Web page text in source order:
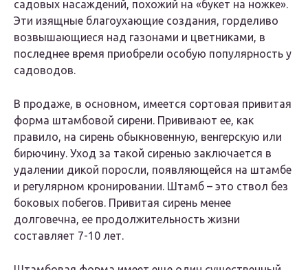
садовых насаждений, похожий на «букет на ножке».
Эти изящные благоухающие создания, горделиво
возвышающиеся над газонами и цветниками, в
последнее время приобрели особую популярность у
садоводов.
В продаже, в основном, имеется сортовая привитая
форма штамбовой сирени. Прививают ее, как
правило, на сирень обыкновенную, венгерскую или
бирючину. Уход за такой сиренью заключается в
удалении дикой поросли, появляющейся на штамбе
и регулярном кронировании. Штамб – это ствол без
боковых побегов. Привитая сирень менее
долговечна, ее продолжительность жизни
составляет 7-10 лет.